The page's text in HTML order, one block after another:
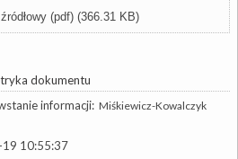
(pdf)(366.31 KB)
dokumentu
informacji: Miśkiewicz-Kowalczyk
19 10:55:37